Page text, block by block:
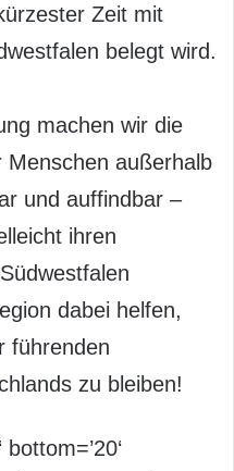
Zeit mit
belegt wird.
machen wir die
Menschen außerhalb
und auffindbar –
ihren
dabei helfen,
führenden
zu bleiben!
bottom=’20‘